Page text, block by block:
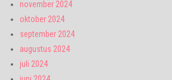
november 2024
oktober 2024
september 2024
augustus 2024
juli 2024